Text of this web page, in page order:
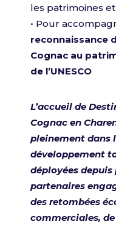
les patrimoines
• Pour
reconnaissance
Cognac au
de l’UNESCO
L’accueil de
Cognac en
pleinement dans
développement
déployées depuis
partenaires
des retombées
commerciales,